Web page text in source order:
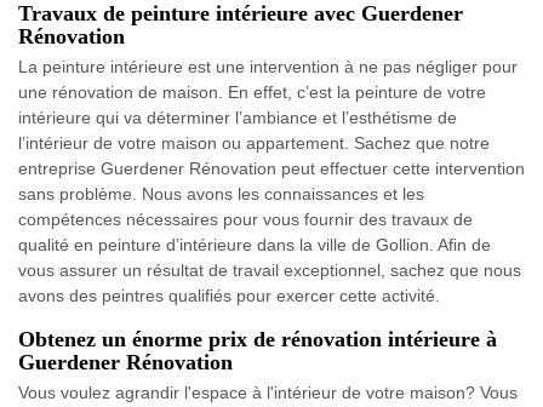
Travaux de peinture intérieure avec Guerdener
Rénovation
La peinture intérieure est une intervention à ne pas négliger pour
une rénovation de maison. En effet, c’est la peinture de votre
intérieure qui va déterminer l’ambiance et l’esthétisme de
l’intérieur de votre maison ou appartement. Sachez que notre
entreprise Guerdener Rénovation peut effectuer cette intervention
sans problème. Nous avons les connaissances et les
compétences nécessaires pour vous fournir des travaux de
qualité en peinture d’intérieure dans la ville de Gollion. Afin de
vous assurer un résultat de travail exceptionnel, sachez que nous
avons des peintres qualifiés pour exercer cette activité.
Obtenez un énorme prix de rénovation intérieure à
Guerdener Rénovation
Vous voulez agrandir l'espace à l'intérieur de votre maison? Vous